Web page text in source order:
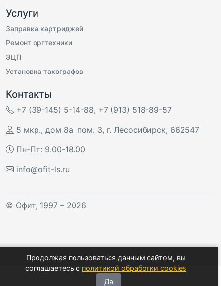
Продолжая пользоваться данным сайтом, вы
соглашаетесь с политикой обработки cookies
Да
Услуги
Заправка картриджей
Ремонт оргтехники
ЭЦП
Установка тахографов
Контакты
+7 (39-145) 5-14-88, +7 (913) 518-89-57
5 мкр., дом 8а, пом. 3, г. Лесосибирск, 662547
Пн-Пт: 9.00-18.00
info@ofit-ls.ru
© Офит, 1997 – 2026